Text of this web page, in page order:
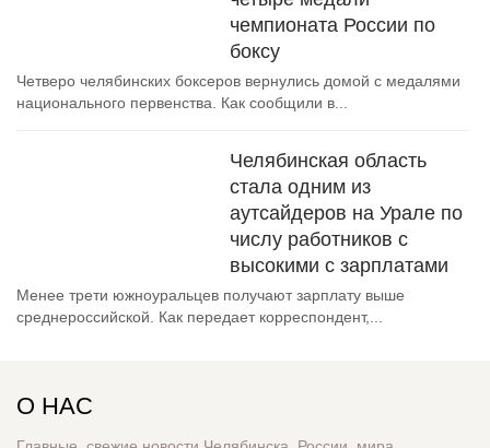
чемпионата России по
боксу
Четверо челябинских боксеров вернулись домой с медалями
национального первенства. Как сообщили в...
Челябинская область
стала одним из
аутсайдеров на Урале по
числу работников с
высокими с зарплатами
Менее трети южноуральцев получают зарплату выше
среднероссийской. Как передает корреспондент,...
О НАС